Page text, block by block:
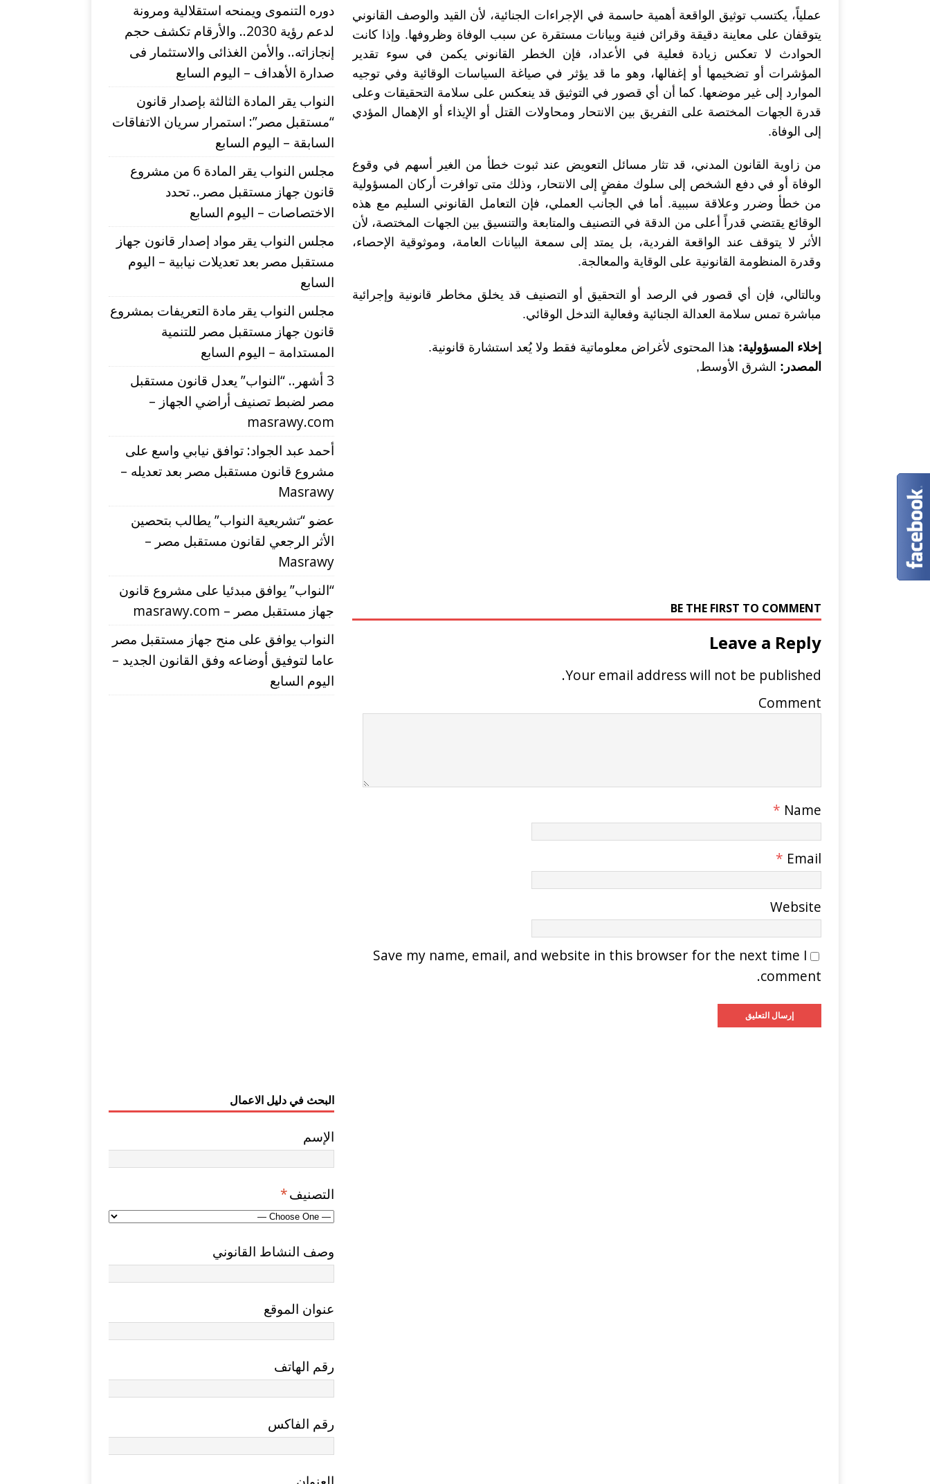
عملياً، يكتسب توثيق الواقعة أهمية حاسمة في الإجراءات الجنائية، لأن القيد والوصف القانوني
يتوقفان على معاينة دقيقة وقرائن فنية وبيانات مستقرة عن سبب الوفاة وظروفها. وإذا كانت
الحوادث لا تعكس زيادة فعلية في الأعداد، فإن الخطر القانوني يكمن في سوء تقدير
المؤشرات أو تضخيمها أو إغفالها، وهو ما قد يؤثر في صياغة السياسات الوقائية وفي توجيه
الموارد إلى غير موضعها. كما أن أي قصور في التوثيق قد ينعكس على سلامة التحقيقات وعلى
قدرة الجهات المختصة على التفريق بين الانتحار ومحاولات القتل أو الإيذاء أو الإهمال المؤدي
إلى الوفاة.
من زاوية القانون المدني، قد تثار مسائل التعويض عند ثبوت خطأ من الغير أسهم في وقوع
الوفاة أو في دفع الشخص إلى سلوك مفضٍ إلى الانتحار، وذلك متى توافرت أركان المسؤولية
من خطأ وضرر وعلاقة سببية. أما في الجانب العملي، فإن التعامل القانوني السليم مع هذه
الوقائع يقتضي قدراً أعلى من الدقة في التصنيف والمتابعة والتنسيق بين الجهات المختصة، لأن
الأثر لا يتوقف عند الواقعة الفردية، بل يمتد إلى سمعة البيانات العامة، وموثوقية الإحصاء،
وقدرة المنظومة القانونية على الوقاية والمعالجة.
وبالتالي، فإن أي قصور في الرصد أو التحقيق أو التصنيف قد يخلق مخاطر قانونية وإجرائية
مباشرة تمس سلامة العدالة الجنائية وفعالية التدخل الوقائي.
إخلاء المسؤولية: هذا المحتوى لأغراض معلوماتية فقط ولا يُعد استشارة قانونية.
المصدر: الشرق الأوسط,
BE THE FIRST TO COMMENT
Leave a Reply
Your email address will not be published.
Comment
Name
*
Email
*
Website
Save my name, email, and website in this browser for the next time I
comment.
دوره التنموى ويمنحه استقلالية ومرونة
لدعم رؤية 2030.. والأرقام تكشف حجم
إنجازاته.. والأمن الغذائى والاستثمار فى
صدارة الأهداف – اليوم السابع
النواب يقر المادة الثالثة بإصدار قانون
“مستقبل مصر”: استمرار سريان الاتفاقات
السابقة – اليوم السابع
مجلس النواب يقر المادة 6 من مشروع
قانون جهاز مستقبل مصر.. تحدد
الاختصاصات – اليوم السابع
مجلس النواب يقر مواد إصدار قانون جهاز
مستقبل مصر بعد تعديلات نيابية – اليوم
السابع
مجلس النواب يقر مادة التعريفات بمشروع
قانون جهاز مستقبل مصر للتنمية
المستدامة – اليوم السابع
3 أشهر.. “النواب” يعدل قانون مستقبل
مصر لضبط تصنيف أراضي الجهاز –
masrawy.com
أحمد عبد الجواد: توافق نيابي واسع على
مشروع قانون مستقبل مصر بعد تعديله –
Masrawy
عضو “تشريعية النواب” يطالب بتحصين
الأثر الرجعي لقانون مستقبل مصر –
Masrawy
“النواب” يوافق مبدئيا على مشروع قانون
جهاز مستقبل مصر – masrawy.com
النواب يوافق على منح جهاز مستقبل مصر
عاما لتوفيق أوضاعه وفق القانون الجديد –
اليوم السابع
البحث في دليل الاعمال
الإسم
التصنيف*
وصف النشاط القانوني
عنوان الموقع
رقم الهاتف
رقم الفاكس